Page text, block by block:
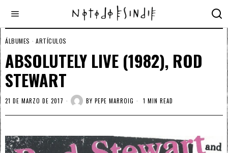
ÁLBUMES · ARTÍCULOS
ABSOLUTELY LIVE (1982), ROD
STEWART
21 DE MARZO DE 2017 BY PEPE MARROIG 1 MIN READ